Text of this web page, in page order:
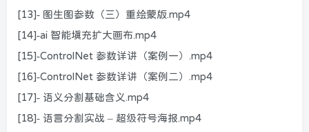
[13]- 图生图参数（三）重绘蒙版.mp4
[14]-ai 智能填充扩大画布.mp4
[15]-ControlNet 参数详讲（案例一）.mp4
[16]-ControlNet 参数详讲（案例二）.mp4
[17]- 语义分割基础含义.mp4
[18]- 语言分割实战 – 超级符号海报.mp4